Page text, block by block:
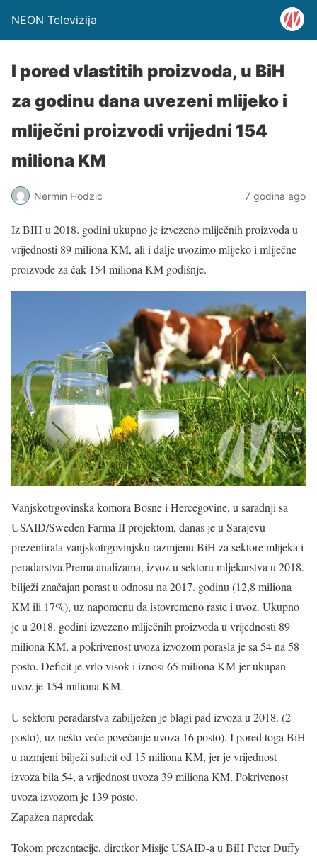
NEON Televizija
I pored vlastitih proizvoda, u BiH
za godinu dana uvezeni mlijeko i
mliječni proizvodi vrijedni 154
miliona KM
Nermin Hodzic 7 godina ago
Iz BIH u 2018. godini ukupno je izvezeno mliječnih proizvoda u
vrijednosti 89 miliona KM, ali i dalje uvozimo mlijeko i mliječne
proizvode za čak 154 miliona KM godišnje.
Vanjskotrgovinska komora Bosne i Hercegovine, u saradnji sa
USAID/Sweden Farma II projektom, danas je u Sarajevu
prezentirala vanjskotrgovinjsku razmjenu BiH za sektore mlijeka i
peradarstva.Prema analizama, izvoz u sektoru mljekarstva u 2018.
bilježi značajan porast u odnosu na 2017. godinu (12,8 miliona
KM ili 17%), uz napomenu da istovremeno raste i uvoz. Ukupno
je u 2018. godini izvezeno mliječnih proizvoda u vrijednosti 89
miliona KM, a pokrivenost uvoza izvozom porasla je sa 54 na 58
posto. Deficit je vrlo visok i iznosi 65 miliona KM jer ukupan
uvoz je 154 miliona KM.
U sektoru peradarstva zabilježen je blagi pad izvoza u 2018. (2
posto), uz nešto veće povećanje uvoza 16 posto). I pored toga BiH
u razmjeni bilježi suficit od 15 miliona KM, jer je vrijednost
izvoza bila 54, a vrijednost uvoza 39 miliona KM. Pokrivenost
uvoza izvozom je 139 posto.
Zapažen napredak
Tokom prezentacije, diretkor Misije USAID-a u BiH Peter Duffy